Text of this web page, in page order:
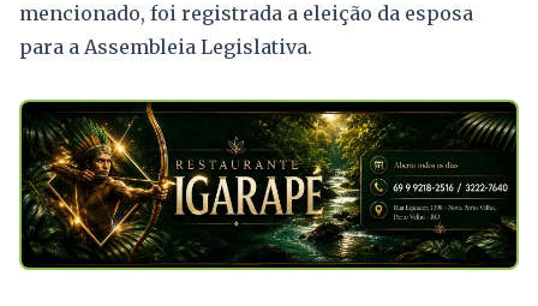
mencionado, foi registrada a eleição da esposa
para a Assembleia Legislativa.